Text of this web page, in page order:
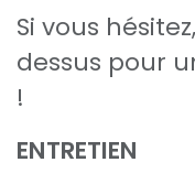
Si vous
dessus pour
!
ENTRETIEN